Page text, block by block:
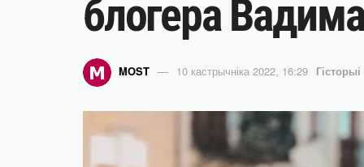
блогера
MOST 10 кастрычніка 2022, 16:29 Гісторыі